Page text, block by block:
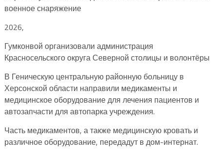
военное снаряжение
2026,
Гумконвой организовали администрация
Красносельского округа Северной столицы и волонтёры
В Геническую центральную районную больницу в
Херсонской области направили медикаменты и
медицинское оборудование для лечения пациентов и
автозапчасти для автопарка учреждения.
Часть медикаментов, а также медицинскую кровать и
различное оборудование, передадут в дом-интернат.